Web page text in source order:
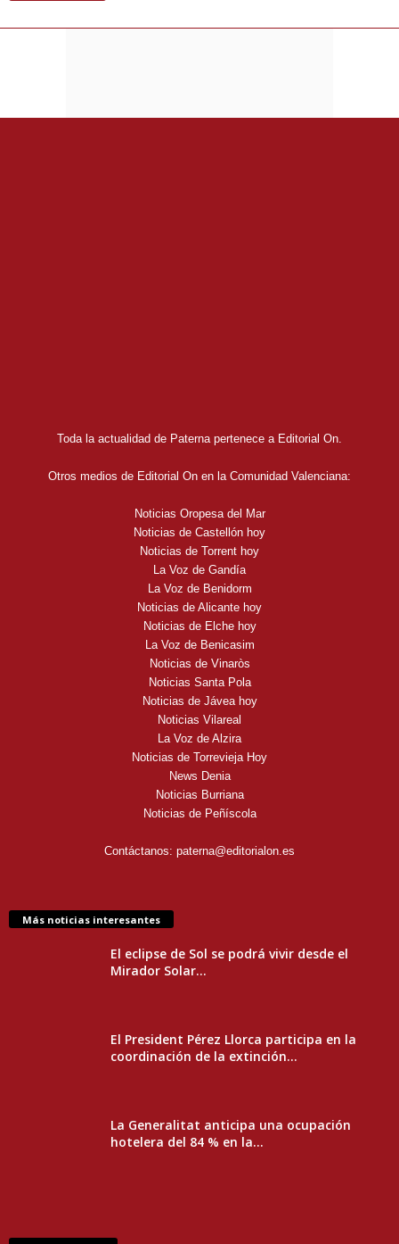
Toda la actualidad de Paterna pertenece a Editorial On.
Otros medios de Editorial On en la Comunidad Valenciana:
Noticias Oropesa del Mar
Noticias de Castellón hoy
Noticias de Torrent hoy
La Voz de Gandía
La Voz de Benidorm
Noticias de Alicante hoy
Noticias de Elche hoy
La Voz de Benicasim
Noticias de Vinaròs
Noticias Santa Pola
Noticias de Jávea hoy
Noticias Vilareal
La Voz de Alzira
Noticias de Torrevieja Hoy
News Denia
Noticias Burriana
Noticias de Peñíscola
Contáctanos: paterna@editorialon.es
Más noticias interesantes
El eclipse de Sol se podrá vivir desde el
Mirador Solar...
El President Pérez Llorca participa en la
coordinación de la extinción...
La Generalitat anticipa una ocupación
hotelera del 84 % en la...